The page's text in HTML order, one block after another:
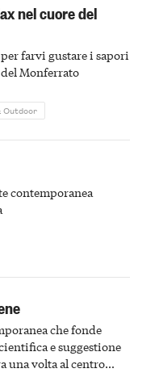
nel cuore del
farvi gustare i sapori
Monferrato
Outdoor
contemporanea
che fonde
e suggestione
una volta al centro